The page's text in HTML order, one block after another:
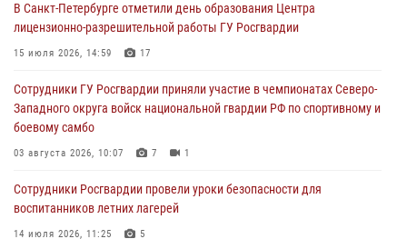
В Выборгском районе наряд Росгвардии обнаружил
разыскиваемый преступный автотранспорт
05 августа 2026, 12:25 2
Петербургские росгвардейцы обнаружили объявленный в розыск
автомобиль, ранее использовавшийся при совершении кражи в
Ленобласти
04 августа 2026, 14:05
В Санкт-Петербурге отметили день образования Центра
лицензионно-разрешительной работы ГУ Росгвардии
15 июля 2026, 14:59 17
Сотрудники ГУ Росгвардии приняли участие в чемпионатах Северо-
Западного округа войск национальной гвардии РФ по спортивному и
боевому самбо
03 августа 2026, 10:07 7 1
Сотрудники Росгвардии провели уроки безопасности для
воспитанников летних лагерей
14 июля 2026, 11:25 5